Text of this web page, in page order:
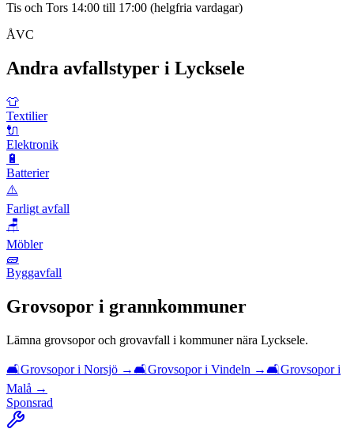
Tis och Tors 14:00 till 17:00 (helgfria vardagar)
ÅVC
Andra avfallstyper i Lycksele
👕
Textilier
🔌
Elektronik
🔋
Batterier
⚠️
Farligt avfall
🪑
Möbler
🧱
Byggavfall
Grovsopor i grannkommuner
Lämna grovsopor och grovavfall i kommuner nära Lycksele.
🛋️Grovsopori Norsjö →🛋️Grovsopori Vindeln →🛋️Grovsopori
Malå →
Sponsrad